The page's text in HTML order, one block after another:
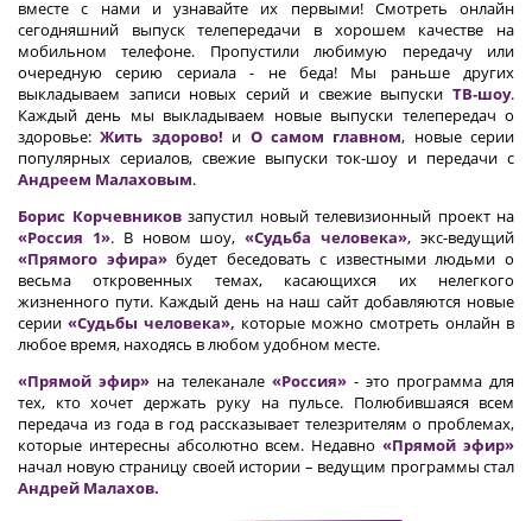
вместе с нами и узнавайте их первыми! Смотреть онлайн
сегодняшний выпуск телепередачи в хорошем качестве на
мобильном телефоне. Пропустили любимую передачу или
очередную серию сериала - не беда! Мы раньше других
выкладываем записи новых серий и свежие выпуски ТВ-шоу.
Каждый день мы выкладываем новые выпуски телепередач о
здоровье:Жить здорово! и О самом главном, новые серии
популярных сериалов, свежие выпуски ток-шоу и передачи с
Андреем Малаховым.
Борис Корчевниковзапустил новый телевизионный проект на
«Россия 1». В новом шоу,«Судьба человека», экс-ведущий
«Прямого эфира»будет беседовать с известными людьми о
весьма откровенных темах, касающихся их нелегкого
жизненного пути. Каждый день на наш сайт добавляются новые
серии «Судьбы человека», которые можно смотреть онлайн в
любое время, находясь в любом удобном месте.
«Прямой эфир» на телеканале «Россия» - это программа для
тех, кто хочет держать руку на пульсе. Полюбившаяся всем
передача из года в год рассказывает телезрителям о проблемах,
которые интересны абсолютно всем. Недавно«Прямой эфир»
начал новую страницу своей истории – ведущим программы стал
Андрей Малахов.